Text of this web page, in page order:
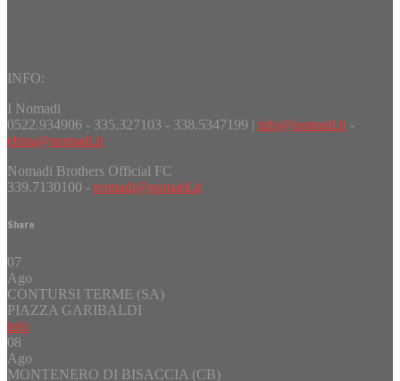
INFO:
I Nomadi
0522.934906 - 335.327103 - 338.5347199 | info@nomadi.it-
elima@nomadi.it
Nomadi Brothers Official FC
339.7130100 - nomadi@nomadi.it
Share
07
Ago
CONTURSI TERME (SA)
PIAZZA GARIBALDI
info
08
Ago
MONTENERO DI BISACCIA (CB)